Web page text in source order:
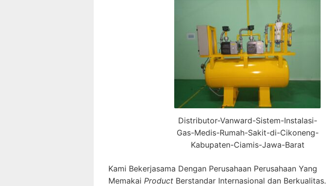
Distributor-Vanward-Sistem-Instalasi-
Gas-Medis-Rumah-Sakit-di-Cikoneng-
Kabupaten-Ciamis-Jawa-Barat
Kami Bekerjasama Dengan Perusahaan Perusahaan Yang
Memakai Product Berstandar Internasional dan Berkualitas.